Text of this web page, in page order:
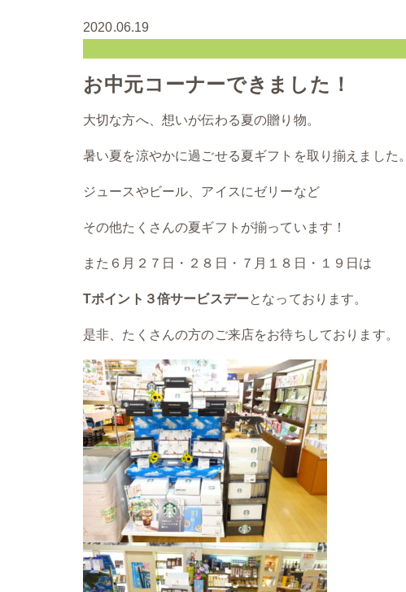
2020.06.19
お中元コーナーできました！
大切な方へ、想いが伝わる夏の贈り物。
暑い夏を涼やかに過ごせる夏ギフトを取り揃えました。
ジュースやビール、アイスにゼリーなど
その他たくさんの夏ギフトが揃っています！
また６月２７日・２８日・７月１８日・１９日は
Tポイント３倍サービスデーとなっております。
是非、たくさんの方のご来店をお待ちしております。